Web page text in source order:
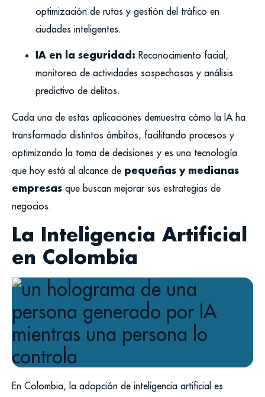
optimización de rutas y gestión del tráfico en
ciudades inteligentes.
IA en la seguridad: Reconocimiento facial,
monitoreo de actividades sospechosas y análisis
predictivo de delitos.
Cada una de estas aplicaciones demuestra cómo la IA ha
transformado distintos ámbitos, facilitando procesos y
optimizando la toma de decisiones y es una tecnología
que hoy está al alcance de pequeñas y medianas
empresas que buscan mejorar sus estrategias de
negocios.
La Inteligencia Artificial
en Colombia
En Colombia, la adopción de inteligencia artificial es